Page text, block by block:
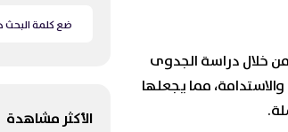
خلال دراسة الجدوى
مما يجعلها
الأكثر مشاهدة